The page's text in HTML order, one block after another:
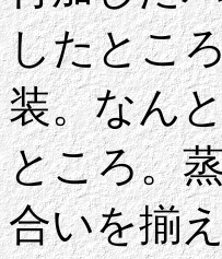
したとこ
装。なん
ところ。
合いを揃